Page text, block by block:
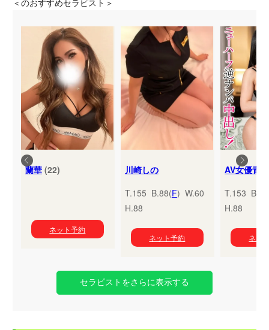
蘭華(22)
ネット予約
川崎しの
T.155 B.88(F) W.60
H.88
ネット予約
T.153
H.88
ネッ
セラピストをさらに表示する